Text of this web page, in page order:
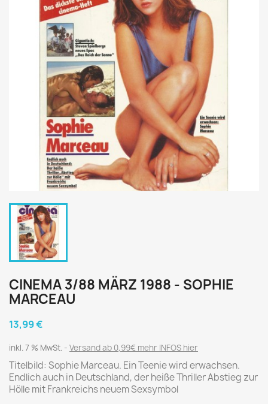
CINEMA 3/88 MÄRZ 1988 - SOPHIE
MARCEAU
13,99 €
inkl. 7 % MwSt. Versand ab 0,99€ mehr INFOS hier
Titelbild: Sophie Marceau. Ein Teenie wird erwachsen.
Endlich auch in Deutschland, der heiße Thriller Abstieg zur
Hölle mit Frankreichs neuem Sexsymbol